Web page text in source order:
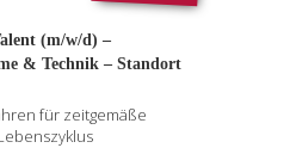
(m/w/d) –
& Technik – Standort
für zeitgemäße